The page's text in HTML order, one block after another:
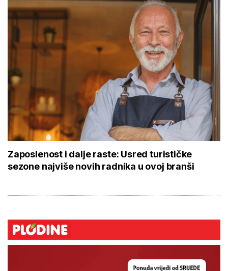
Zaposlenost i dalje raste: Usred turističke
sezone najviše novih radnika u ovoj branši